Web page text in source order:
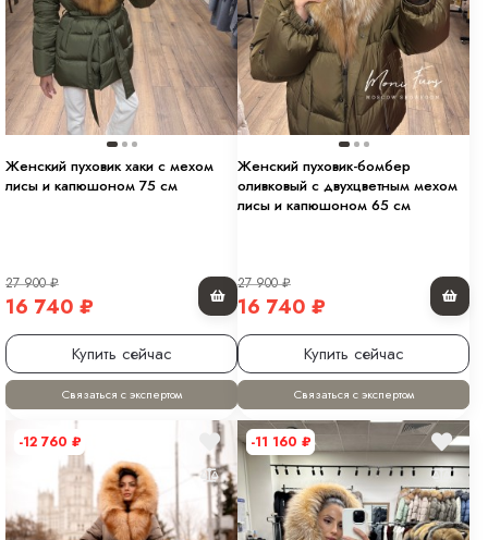
Женский пуховик хаки с мехом
лисы и капюшоном 75 см
27 900₽
16 740 ₽
Купить сейчас
Связаться с экспертом
Женский пуховик-бомбер
оливковый с двухцветным мехом
лисы и капюшоном 65 см
27 900₽
16 740 ₽
Купить сейчас
Связаться с экспертом
-12 760 ₽ -11 160 ₽